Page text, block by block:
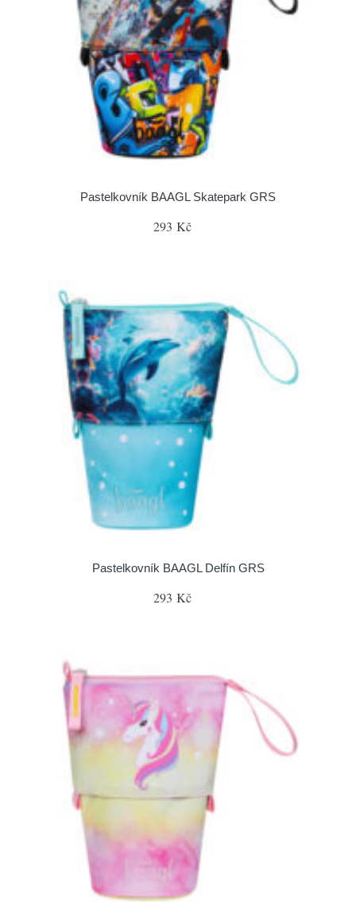
Pastelkovník BAAGL Skatepark GRS
293 Kč
Pastelkovník BAAGL Delfín GRS
293 Kč